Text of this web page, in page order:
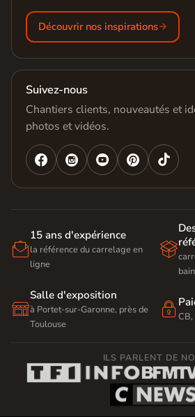
Découvrir nos inspirations
Suivez-nous
Chantiers clients, nouveautés et
photos et vidéos.
   

15 ans d'expérience
la référence du carrelage en
ligne

bain

Salle d'exposition
à Portet-sur-Garonne, près de
Toulouse

ILS PARLENT DE